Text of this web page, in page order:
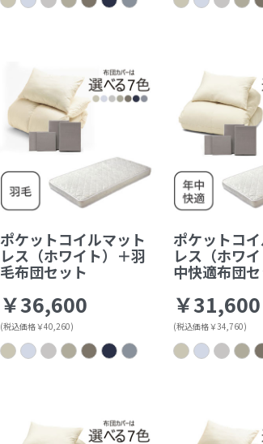
ポケットコイルマット
レス（ホワイト）＋羽
毛布団セット
￥36,600
(税込価格￥40,260)
ポケットコ
レス（ホワ
中快適布団
￥31,600
(税込価格￥34,760)